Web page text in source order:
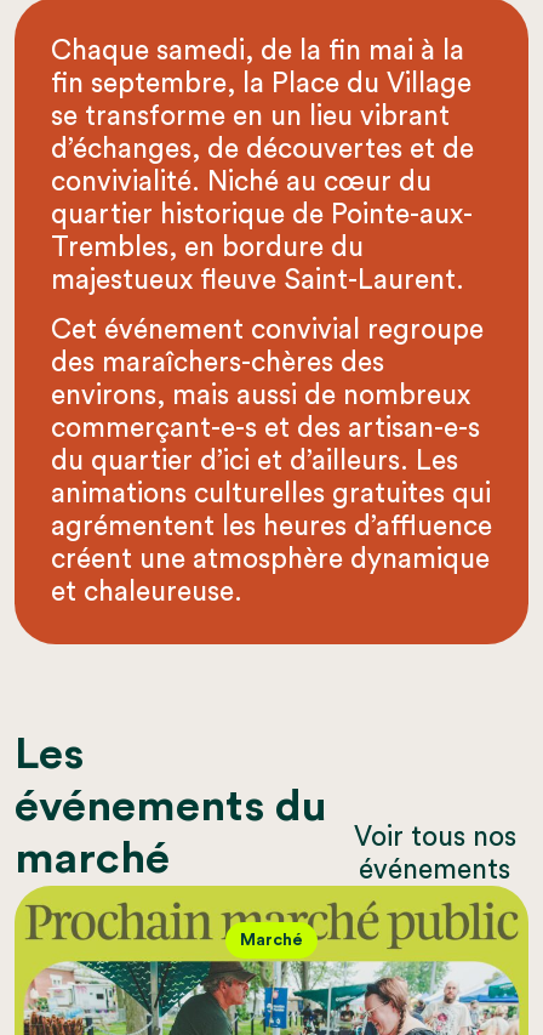
Chaque samedi, de la fin mai à la
fin septembre, la Place du Village
se transforme en un lieu vibrant
d’échanges, de découvertes et de
convivialité. Niché au cœur du
quartier historique de Pointe-aux-
Trembles, en bordure du
majestueux fleuve Saint-Laurent.
Cet événement convivial regroupe
des maraîchers-chères des
environs, mais aussi de nombreux
commerçant-e-s et des artisan-e-s
du quartier d’ici et d’ailleurs. Les
animations culturelles gratuites qui
agrémentent les heures d’affluence
créent une atmosphère dynamique
et chaleureuse.
Les
événements du
marché
Voir tous nos
événements
Marché